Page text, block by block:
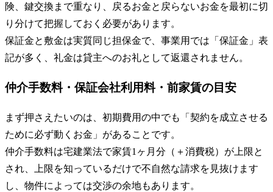
険、鍵交換まで重なり、戻るお金と戻らないお金を最初に切
り分けて把握しておく必要があります。
保証金と敷金は実質同じ担保金で、事業用では「保証金」表
記が多く、礼金は貸主へのお礼として返還されません。
仲介手数料・保証会社利用料・前家賃の目安
まず押さえたいのは、初期費用の中でも「契約を成立させる
ために必ず動くお金」があることです。
仲介手数料は宅建業法で家賃1ヶ月分（＋消費税）が上限と
され、上限を知っているだけで不自然な請求を見抜けます
し、物件によっては交渉の余地もあります。